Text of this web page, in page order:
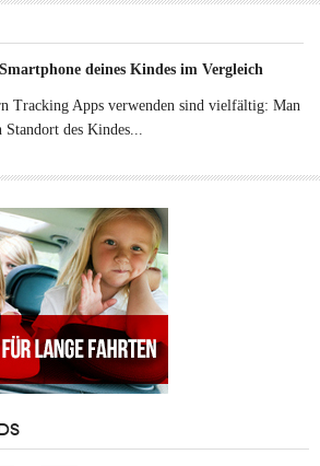
deines Kindes im Vergleich
Tracking Apps verwenden sind vielfältig: Man
des Kindes...